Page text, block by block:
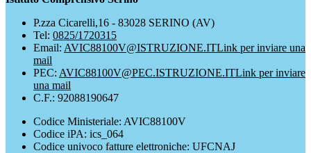
P.zza Cicarelli,16 - 83028 SERINO (AV)
Tel: 0825/1720315
Email: AVIC88100V@ISTRUZIONE.ITLink per inviare una
mail
PEC: AVIC88100V@PEC.ISTRUZIONE.ITLink per inviare
una mail
C.F.: 92088190647
Codice Ministeriale: AVIC88100V
Codice iPA: ics_064
Codice univoco fatture elettroniche: UFCNAJ